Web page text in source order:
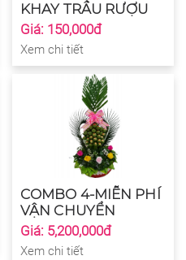
KHAY TRẦU RƯỢU
Giá: 150,000đ
Xem chi tiết
COMBO 4-MIỄN PHÍ
VẬN CHUYỂN
Giá: 5,200,000đ
Xem chi tiết